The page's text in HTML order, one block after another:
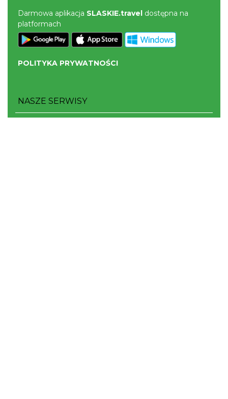
Darmowa aplikacja SLASKIE.travel dostępna na
platformach
POLITYKA PRYWATNOŚCI
NASZE SERWISY